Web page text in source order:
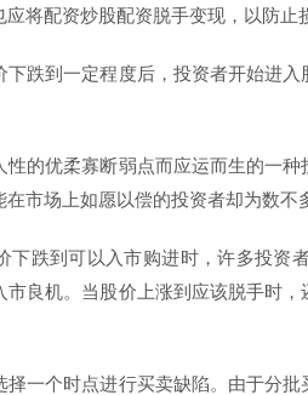
将配资炒股配资脱手变现，以防
跌到一定程度后，投资者开始进
的优柔寡断弱点而应运而生的一
市场上如愿以偿的投资者却为数不
下跌到可以入市购进时，许多投资
良机。当股价上涨到应该脱手时
一个时点进行买卖缺陷。由于分